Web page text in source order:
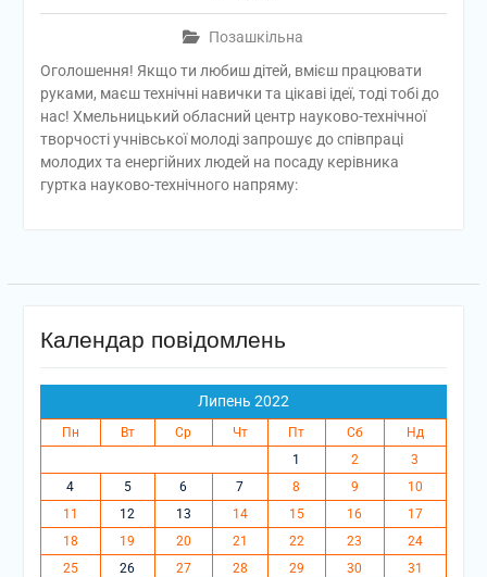
Позашкільна
Оголошення! Якщо ти любиш дітей, вмієш працювати
руками, маєш технічні навички та цікаві ідеї, тоді тобі до
нас! Хмельницький обласний центр науково-технічної
творчості учнівської молоді запрошує до співпраці
молодих та енергійних людей на посаду керівника
гуртка науково-технічного напряму:
Календар повідомлень
Липень 2022
Пн Вт Ср Чт Пт Сб
Нд
1
2
3
4
5 6 7 8 9
10
11
12 13 14 15 16
17
18
19 20 21 22 23
24
25
26 27 28 29 30 31